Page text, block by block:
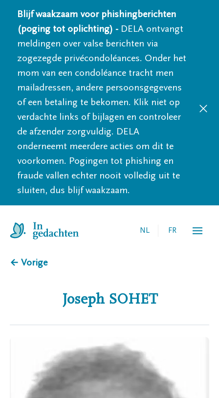
Blijf waakzaam voor phishingberichten
(poging tot oplichting) - DELA ontvangt
meldingen over valse berichten via
zogezegde privécondoléances. Onder het
mom van een condoléance tracht men
mailadressen, andere persoonsgegevens
of een betaling te bekomen. Klik niet op
verdachte links of bijlagen en controleer
de afzender zorgvuldig. DELA
onderneemt meerdere acties om dit te
voorkomen. Pogingen tot phishing en
fraude vallen echter nooit volledig uit te
sluiten, dus blijf waakzaam.
NL FR
← Vorige
Joseph SOHET